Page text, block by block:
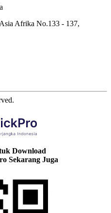
Afrika No.133 - 137,
Download
Sekarang Juga